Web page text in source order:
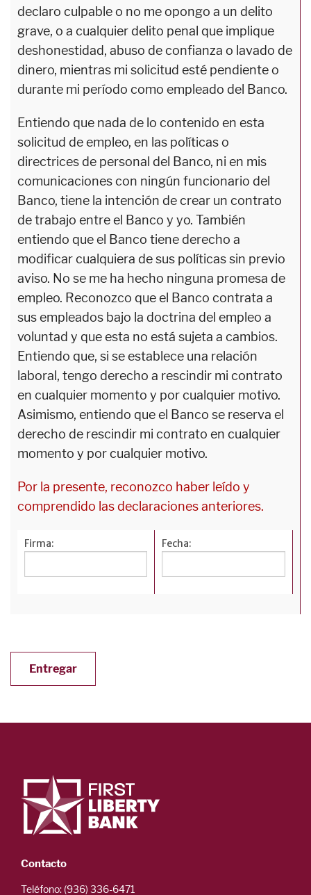
declaro culpable o no me opongo a un delito
grave, o a cualquier delito penal que implique
deshonestidad, abuso de confianza o lavado de
dinero, mientras mi solicitud esté pendiente o
durante mi período como empleado del Banco.
Entiendo que nada de lo contenido en esta
solicitud de empleo, en las políticas o
directrices de personal del Banco, ni en mis
comunicaciones con ningún funcionario del
Banco, tiene la intención de crear un contrato
de trabajo entre el Banco y yo. También
entiendo que el Banco tiene derecho a
modificar cualquiera de sus políticas sin previo
aviso. No se me ha hecho ninguna promesa de
empleo. Reconozco que el Banco contrata a
sus empleados bajo la doctrina del empleo a
voluntad y que esta no está sujeta a cambios.
Entiendo que, si se establece una relación
laboral, tengo derecho a rescindir mi contrato
en cualquier momento y por cualquier motivo.
Asimismo, entiendo que el Banco se reserva el
derecho de rescindir mi contrato en cualquier
momento y por cualquier motivo.
Por la presente, reconozco haber leído y
comprendido las declaraciones anteriores.
Firma: Fecha:
Entregar
Contacto
Teléfono: (936) 336-6471